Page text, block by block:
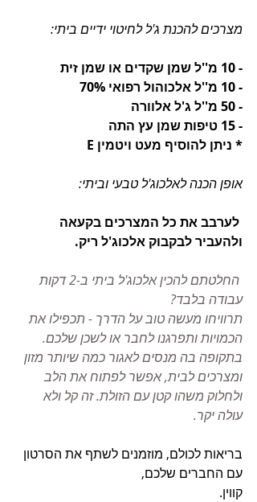
מצרכים להכנת ג'ל לחיטוי ידיים ביתי:
- 10 מ''ל שמן שקדים או שמן זית
- 10 מ''ל אלכוהול רפואי 70%
- 50 מ''ל ג'ל אלוורה
- 15 טיפות שמן עץ התה
* ניתן להוסיף מעט ויטמין E
אופן הכנה לאלכוג'ל טבעי וביתי:
לערבב את כל המצרכים בקעאה
ולהעביר לבקבוק אלכוג'ל ריק.
החלטתם להכין אלכוג'ל ביתי ב-2 דקות
עבודה בלבד?
תרוויחו מעשה טוב על הדרך - תכפילו את
הכמויות ותפרגנו לחבר או לשכן שלכם.
בתקופה בה מנסים לאגור כמה שיותר מזון
ומצרכים לבית, אפשר לפתוח את הלב
ולחלוק משהו קטן עם הזולת. זה קל ולא
עולה יקר.
בריאות לכולם, מוזמנים לשתף את הסרטון
עם החברים שלכם,
קווין.